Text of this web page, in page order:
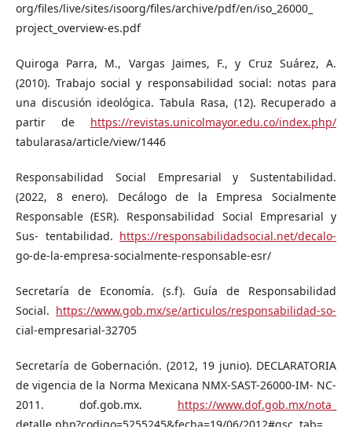
org/files/live/sites/isoorg/files/archive/pdf/en/iso_26000_
project_overview-es.pdf
Quiroga Parra, M., Vargas Jaimes, F., y Cruz Suárez, A.
(2010). Trabajo social y responsabilidad social: notas para
una discusión ideológica. Tabula Rasa, (12). Recuperado a
partir de https://revistas.unicolmayor.edu.co/index.php/
tabularasa/article/view/1446
Responsabilidad Social Empresarial y Sustentabilidad.
(2022, 8 enero). Decálogo de la Empresa Socialmente
Responsable (ESR). Responsabilidad Social Empresarial y
Sus- tentabilidad. https://responsabilidadsocial.net/decalo-
go-de-la-empresa-socialmente-responsable-esr/
Secretaría de Economía. (s.f). Guía de Responsabilidad
Social. https://www.gob.mx/se/articulos/responsabilidad-so-
cial-empresarial-32705
Secretaría de Gobernación. (2012, 19 junio). DECLARATORIA
de vigencia de la Norma Mexicana NMX-SAST-26000-IM- NC-
2011. dof.gob.mx. https://www.dof.gob.mx/nota_